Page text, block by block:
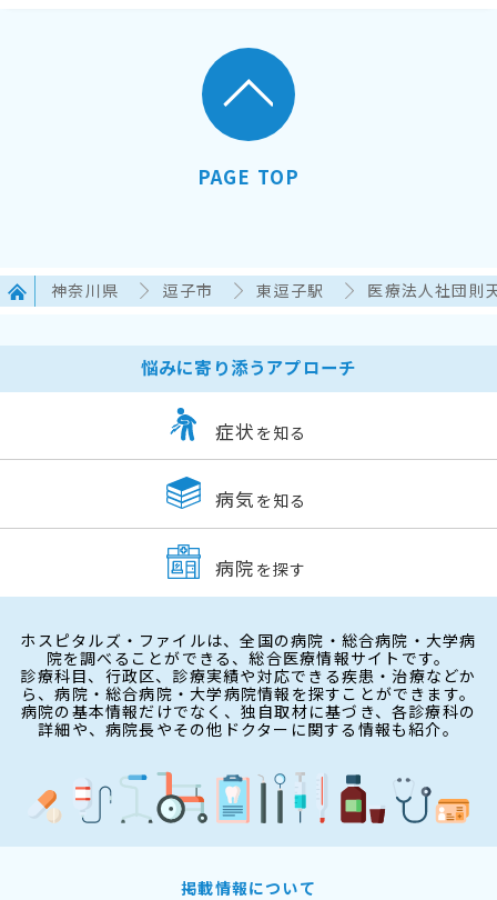
PAGE TOP
神奈川県 逗子市 東逗子駅 医療法人社団則
悩みに寄り添うアプローチ
症状 を知る
病気 を知る
病院 を探す
ホスピタルズ・ファイルは、全国の病院・総合病院・大学病
院を調べることができる、総合医療情報サイトです。
診療科目、行政区、診療実績や対応できる疾患・治療などか
ら、病院・総合病院・大学病院情報を探すことができます。
病院の基本情報だけでなく、独自取材に基づき、各診療科の
詳細や、病院長やその他ドクターに関する情報も紹介。
掲載情報について